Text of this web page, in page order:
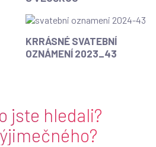
KRRÁSNÉ SVATEBNÍ
OZNÁMENÍ 2023_43
jste hledali?